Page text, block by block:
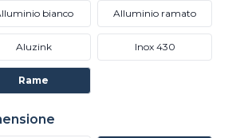
bianco Alluminio ramato
Aluzink Inox 430
Rame